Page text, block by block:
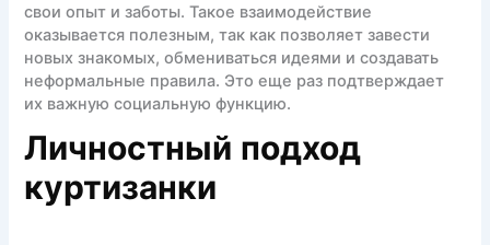
свои опыт и заботы. Такое взаимодействие
оказывается полезным, так как позволяет завести
новых знакомых, обмениваться идеями и создавать
неформальные правила. Это еще раз подтверждает
их важную социальную функцию.
Личностный подход
куртизанки